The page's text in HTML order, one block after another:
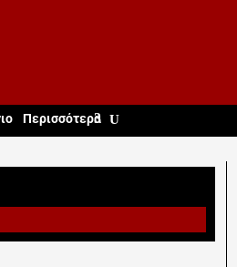
Περισσότερα